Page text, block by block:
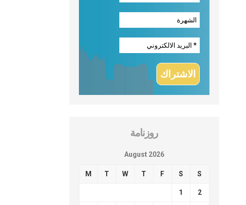
روزنامة
August 2026
M T W T F S S
1 2